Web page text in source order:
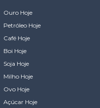
Ouro Hoje
Petróleo Hoje
Café Hoje
Boi Hoje
Soja Hoje
Milho Hoje
Ovo Hoje
Açúcar Hoje